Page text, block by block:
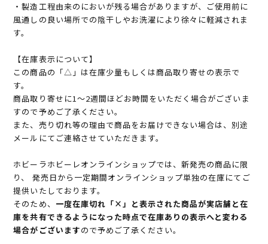
・製造工程由来のにおいが残る場合がありますが、ご使用前に
風通しの良い場所での陰干しやお洗濯により徐々に軽減されま
す。
【在庫表示について】
この商品の「△」は在庫少量もしくは商品取り寄せの表示で
す。
商品取り寄せに1～2週間ほどお時間をいただく場合がございま
すので予めご了承ください。
また、売り切れ等の理由で商品をお届けできない場合は、別途
メールにてご連絡させていただきます。
ホビーラホビーレオンラインショップでは、新発売の商品に限
り、 発売日から一定期間オンラインショップ単独の在庫にてご
提供いたしております。
そのため、 一度在庫切れ「×」と表示された商品が実店舗と在
庫を共有できるようになった時点で在庫ありの表示へと変わる
場合がございますので予めご了承ください。